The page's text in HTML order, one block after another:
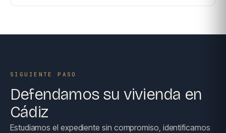
SIGUIENTE PASO
Defendamos su vivienda en
Cádiz
Estudiamos el expediente sin compromiso, identificamos